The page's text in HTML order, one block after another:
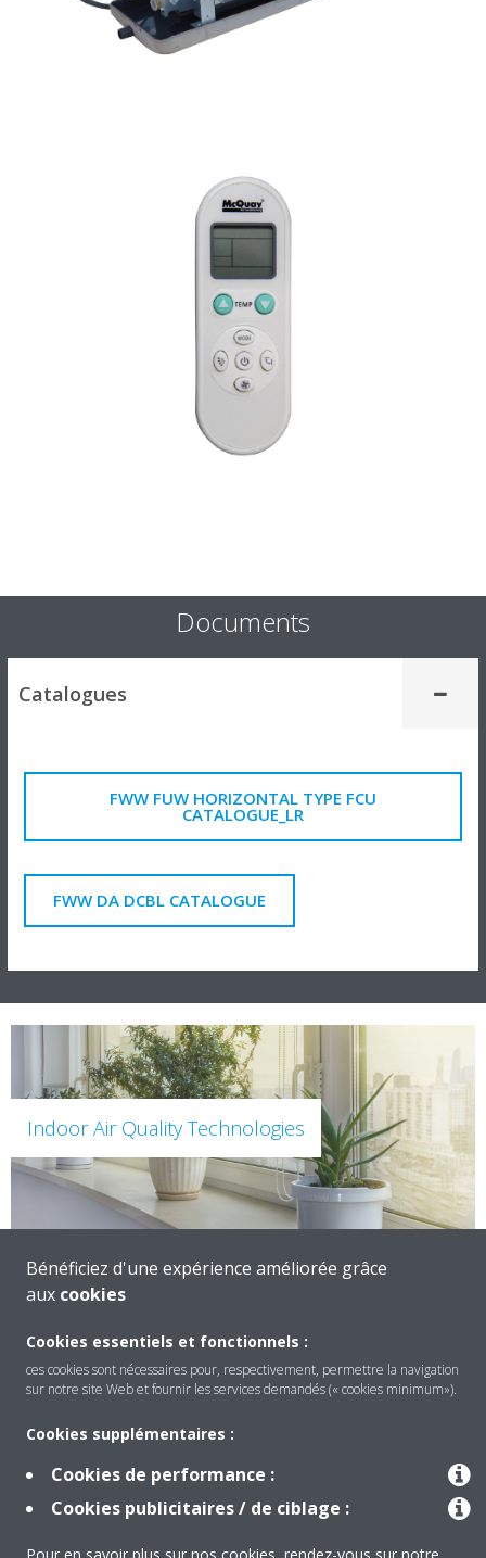
Documents
Catalogues
FWW FUW HORIZONTAL TYPE FCU
CATALOGUE_LR
FWW DA DCBL CATALOGUE
Indoor Air Quality Technologies
Solutions
Bénéficiez d'une expérience améliorée grâce
aux cookies
Cookies essentiels et fonctionnels :
ces cookies sont nécessaires pour, respectivement, permettre la navigation
sur notre site Web et fournir les services demandés (« cookies minimum»).
Cookies supplémentaires :
Cookies de performance :
Cookies publicitaires / de ciblage :